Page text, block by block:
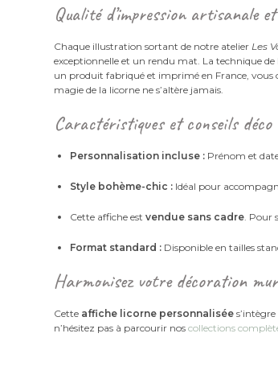
Qualité d’impression artisanale
Chaque illustration sortant de notre atelier Les
exceptionnelle et un rendu mat. La technique de
un produit fabriqué et imprimé en France, vous
magie de la licorne ne s’altère jamais.
Caractéristiques et conseils déco
Personnalisation incluse : Prénom et
Style bohème-chic : Idéal pour
Cette affiche estvendue sans cadre .
Format standard : Disponible en tailles
Harmonisez votre décoration
Cette affiche licorne personnalisée
n’hésitez pas à parcourir noscollections